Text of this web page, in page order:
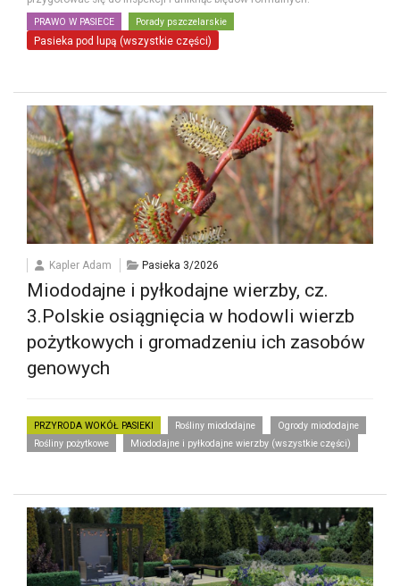
PRAWO W PASIECE Porady pszczelarskie
Pasieka pod lupą (wszystkie części)
Kapler Adam Pasieka 3/2026
Miododajne i pyłkodajne wierzby, cz.
3.Polskie osiągnięcia w hodowli wierzb
pożytkowych i gromadzeniu ich zasobów
genowych
PRZYRODA WOKÓŁ PASIEKI Rośliny miododajne
Ogrody miododajne
Rośliny pożytkowe
Miododajne i pyłkodajne wierzby (wszystkie części)